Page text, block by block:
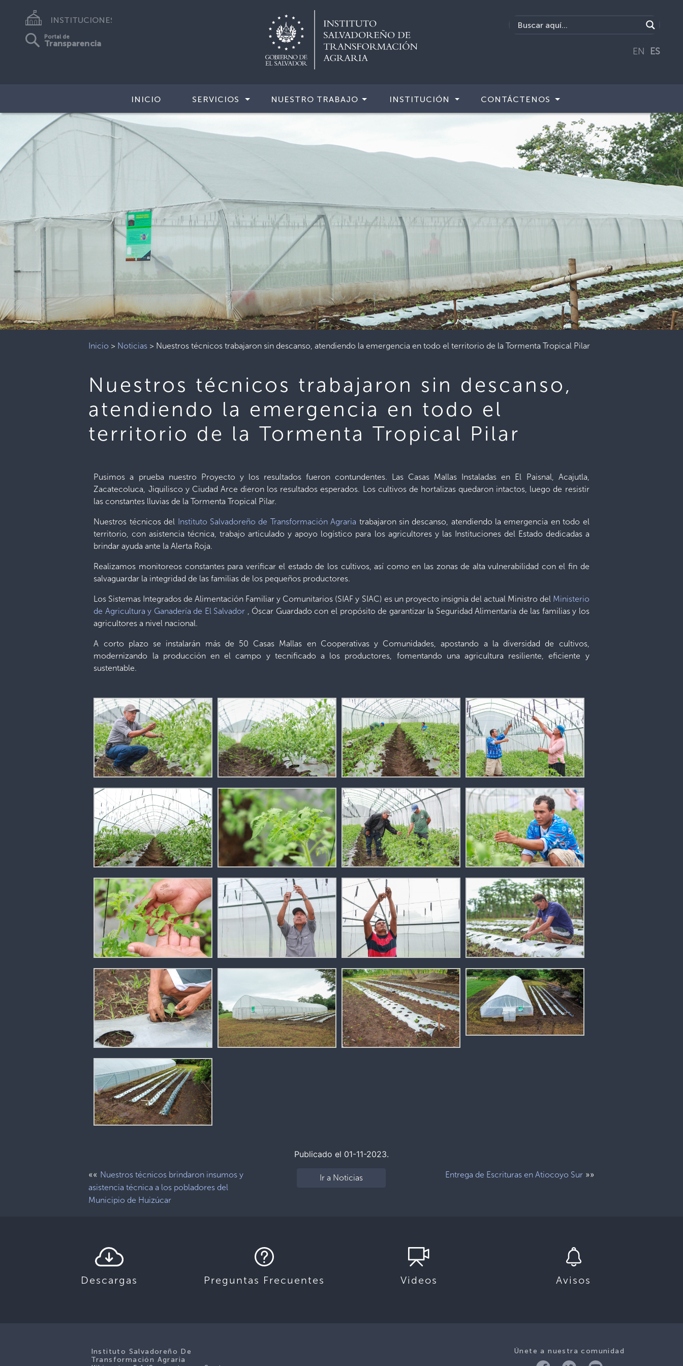
INSTITUCIONES
Portal de
Transparencia
EN ES
INICIO SERVICIOS NUESTRO TRABAJO INSTITUCIÓN CONTÁCTENOS
Inicio > Noticias > Nuestros técnicos trabajaron sin descanso, atendiendo la emergencia en todo el territorio de la Tormenta Tropical Pilar
Nuestros técnicos trabajaron sin descanso,
atendiendo la emergencia en todo el
territorio de la Tormenta Tropical Pilar
Pusimos a prueba nuestro Proyecto y los resultados fueron contundentes. Las Casas Mallas Instaladas en El Paisnal, Acajutla,
Zacatecoluca, Jiquilisco y Ciudad Arce dieron los resultados esperados. Los cultivos de hortalizas quedaron intactos, luego de resistir
las constantes lluvias de la Tormenta Tropical Pilar.
Nuestros técnicos del Instituto Salvadoreño de Transformación Agraria trabajaron sin descanso, atendiendo la emergencia en todo el
territorio, con asistencia técnica, trabajo articulado y apoyo logístico para los agricultores y las Instituciones del Estado dedicadas a
brindar ayuda ante la Alerta Roja.
Realizamos monitoreos constantes para verificar el estado de los cultivos, así como en las zonas de alta vulnerabilidad con el fin de
salvaguardar la integridad de las familias de los pequeños productores.
Los Sistemas Integrados de Alimentación Familiar y Comunitarios (SIAF y SIAC) es un proyecto insignia del actual Ministro del Ministerio
de Agricultura y Ganadería de El Salvador , Óscar Guardado con el propósito de garantizar la Seguridad Alimentaria de las familias y los
agricultores a nivel nacional.
A corto plazo se instalarán más de 50 Casas Mallas en Cooperativas y Comunidades, apostando a la diversidad de cultivos,
modernizando la producción en el campo y tecnificado a los productores, fomentando una agricultura resiliente, eficiente y
sustentable.
Publicado el 01-11-2023.
«« Nuestros técnicos brindaron insumos y
asistencia técnica a los pobladores del
Municipio de Huizúcar
Ir a Noticias Entrega de Escrituras en Atiocoyo Sur»»
Descargas Preguntas Frecuentes Videos Avisos
Únete a nuestra comunidad
Instituto Salvadoreño De
Transformación Agraria